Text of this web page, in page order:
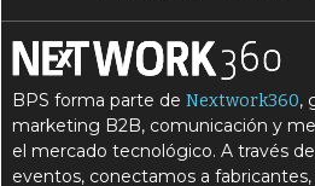
S Sostenibilidad T
T Tendencias
BPS forma parte deNextwork360,
marketing B2B, comunicación y
el mercado tecnológico. A través
eventos, conectamos a